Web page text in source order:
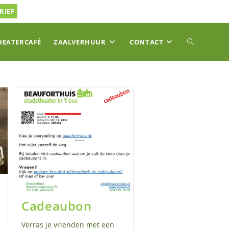
ZAALVERHUUR CONTACT TOGGLE
Cadeaubon
Verras je vrienden met een